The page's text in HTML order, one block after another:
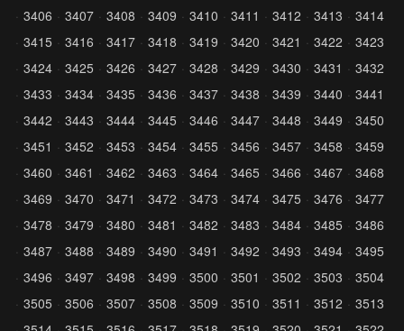
3406
3407 3408 3409 3410 3411 3412 3413
3414
3415
3416 3417 3418 3419 3420 3421 3422
3423
3424
3425 3426 3427 3428 3429 3430 3431
3432
3433
3434 3435 3436 3437 3438 3439 3440
3441
3442
3443 3444 3445 3446 3447 3448 3449
3450
3451
3452 3453 3454 3455 3456 3457 3458
3459
3460
3461 3462 3463 3464 3465 3466 3467
3468
3469
3470 3471 3472 3473 3474 3475 3476
3477
3478
3479 3480 3481 3482 3483 3484 3485
3486
3487
3488 3489 3490 3491 3492 3493 3494
3495
3496
3497 3498 3499 3500 3501 3502 3503
3504
3505
3506 3507 3508 3509 3510 3511 3512
3513